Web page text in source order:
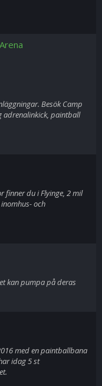
Besök Camp
adrenalinkick, paintball
finner du i Flyinge, 2 mil
och
kan pumpa på deras
med en paintballbana
idag 5 st